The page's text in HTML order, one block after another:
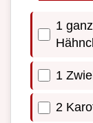
1
1
2